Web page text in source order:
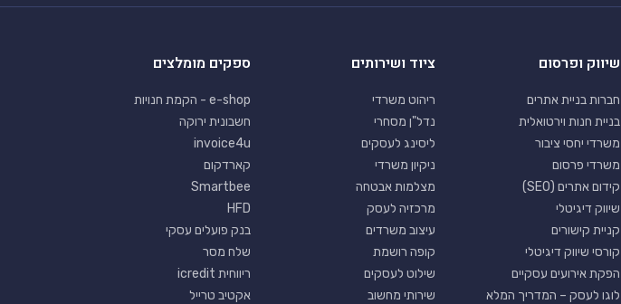
שיווק ופרסום
חברות בניית אתרים
בניית חנות וירטואלית
משרדי יחסי ציבור
משרדי פרסום
קידום אתרים (SEO)
שיווק דיגיטלי
קניית קישורים
קורסי שיווק דיגיטלי
הפקת אירועים עסקיים
לוגו לעסק – המדריך המלא
ציוד ושירותים
ריהוט משרדי
נדל"ן מסחרי
ליסינג לעסקים
ניקיון משרדי
מצלמות אבטחה
מרכזיה לעסק
עיצוב משרדים
קופה רושמת
שילוט לעסקים
שירותי מחשוב
ספקים מומלצים
e-shop - הקמת חנויות
חשבונית ירוקה
invoice4u
קארדקום
Smartbee
HFD
בנק פועלים עסקי
שלח מסר
ריווחית icredit
אקטיב טרייל